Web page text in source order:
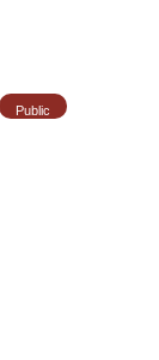
Public